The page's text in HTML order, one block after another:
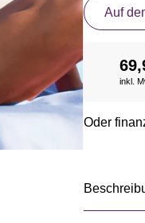
Auf
inkl.
Oder